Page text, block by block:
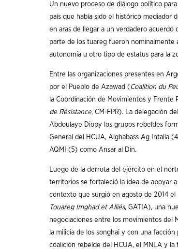
Un nuevo proceso de diálogo político
país que había sido el histórico mediador
en aras de llegar a un verdadero acuerdo
parte de los tuareg fueron nominalmente
autonomía u otro tipo de estatus para la
Entre las organizaciones presentes en
por el Pueblo de Azawad ( Coalition du
la Coordinación de Movimientos y Frente
de Résistance, CM-FPR). La delegación
Abdoulaye Diopy los grupos rebeldes
General del HCUA, Alghabass Ag Intalla
AQMI (5) como Ansar al Din.
Luego de la derrota del ejército en el
territorios se fortaleció la idea de apoyar
contexto que surgió en agosto de 2014
Touareg Imghad et Alliés, GATIA), una
negociaciones entre los movimientos del
la milicia de los songhai y con una
coalición rebelde del HCUA, el MNLA y